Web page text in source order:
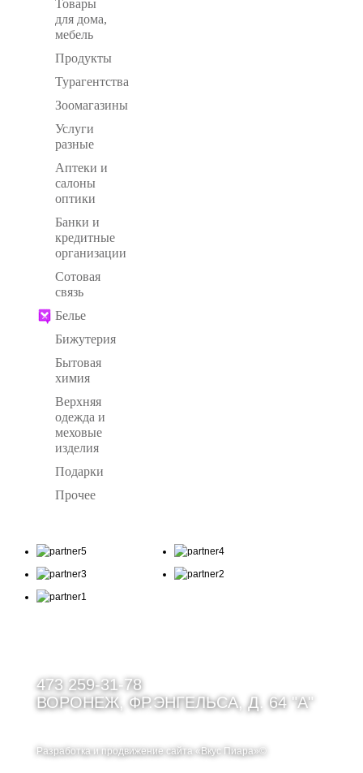
Товары
для дома,
мебель
Продукты
Турагентства
Зоомагазины
Услуги
разные
Аптеки и
салоны
оптики
Банки и
кредитные
организации
Сотовая
связь
Белье
Бижутерия
Бытовая
химия
Верхняя
одежда и
меховые
изделия
Подарки
Прочее
473 259-31-78
ВОРОНЕЖ, ФР.ЭНГЕЛЬСА, Д. 64 "А"
Разработка и продвижение сайта«Вкус Пиара»©